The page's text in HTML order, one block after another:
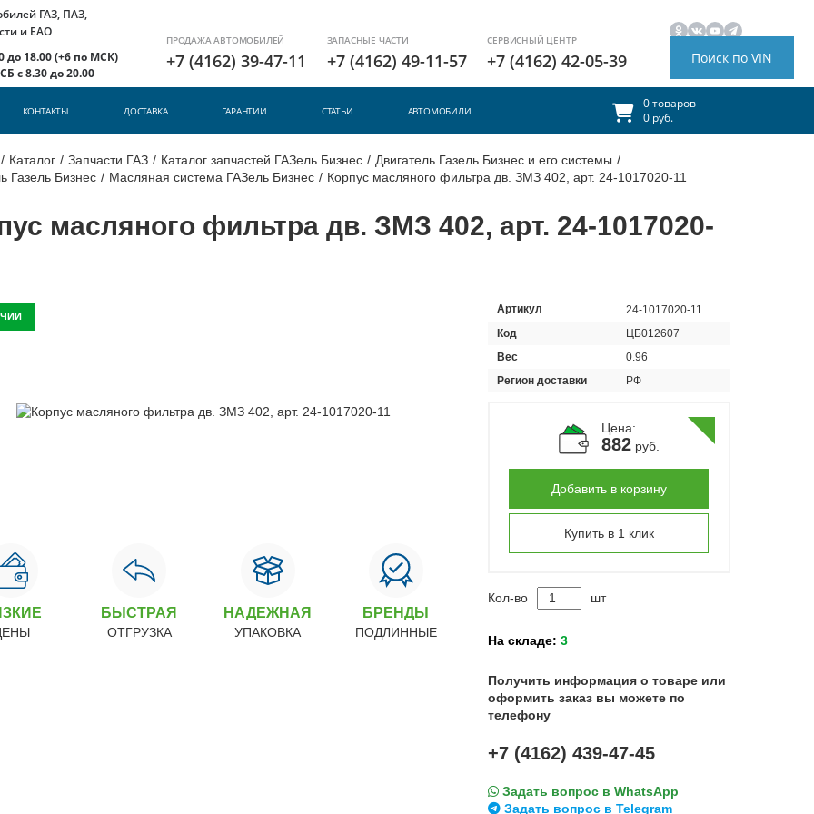
ГАЗ, ПАЗ,
и ЕАО
до 18.00 (+6 по МСК)
с 8.30 до 20.00
ПРОДАЖА АВТОМОБИЛЕЙ
+7 (4162) 39-47-11
ЗАПАСНЫЕ ЧАСТИ
+7 (4162) 49-11-57
СЕРВИСНЫЙ ЦЕНТР
+7 (4162) 42-05-39 Поиск по VIN
КОНТАКТЫ ДОСТАВКА ГАРАНТИИ СТАТЬИ АВТОМОБИЛИ
0 товаров
0 руб.
/ Каталог / Запчасти ГАЗ / Каталог запчастей ГАЗель Бизнес / Двигатель Газель Бизнес и его системы /
Газель Бизнес / Масляная система ГАЗель Бизнес / Корпус масляного фильтра дв. ЗМЗ 402, арт. 24-1017020-11
масляного фильтра дв. ЗМЗ 402, арт. 24-1017020-
БЫСТРАЯ
ОТГРУЗКА
НАДЕЖНАЯ
УПАКОВКА
БРЕНДЫ
ПОДЛИННЫЕ
Артикул
24-1017020-11
Код
ЦБ012607
Вес
0.96
Регион доставки
РФ
Цена:
882руб.
Добавить в корзину
Купить в 1 клик
Кол-во шт
На складе: 3
Получить информация о товаре или
оформить заказ вы можете по
телефону
+7 (4162) 439-47-45
Задать вопрос в WhatsApp
Задать вопрос в Telegram